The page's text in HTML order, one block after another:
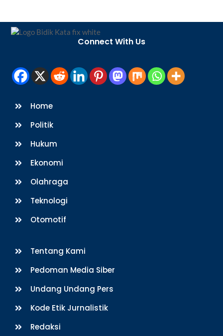
Back
Connect With Us
Home
Politik
Hukum
Ekonomi
Olahraga
Teknologi
Otomotif
Tentang Kami
Pedoman Media Siber
Undang Undang Pers
Kode Etik Jurnalistik
Redaksi